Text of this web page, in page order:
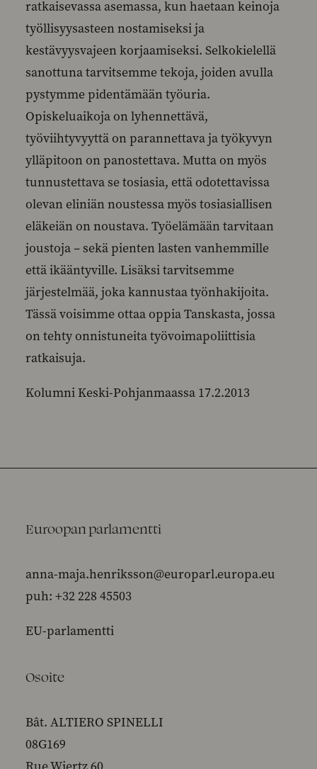
ratkaisevassa asemassa, kun haetaan keinoja
työllisyysasteen nostamiseksi ja
kestävyysvajeen korjaamiseksi. Selkokielellä
sanottuna tarvitsemme tekoja, joiden avulla
pystymme pidentämään työuria.
Opiskeluaikoja on lyhennettävä,
työviihtyvyyttä on parannettava ja työkyvyn
ylläpitoon on panostettava. Mutta on myös
tunnustettava se tosiasia, että odotettavissa
olevan eliniän noustessa myös tosiasiallisen
eläkeiän on noustava. Työelämään tarvitaan
joustoja – sekä pienten lasten vanhemmille
että ikääntyville. Lisäksi tarvitsemme
järjestelmää, joka kannustaa työnhakijoita.
Tässä voisimme ottaa oppia Tanskasta, jossa
on tehty onnistuneita työvoimapoliittisia
ratkaisuja.
Kolumni Keski-Pohjanmaassa 17.2.2013
Euroopan parlamentti
anna-maja.henriksson@europarl.europa.eu
puh: +32 228 45503
EU-parlamentti
Osoite
Bât. ALTIERO SPINELLI
08G169